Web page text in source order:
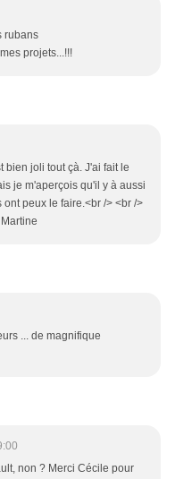
rubans
projets...!!!
bien joli tout çà. J'ai fait le
je m'aperçois qu'il y à aussi
peux le faire.<br /> <br />
... de magnifique
non ? Merci Cécile pour